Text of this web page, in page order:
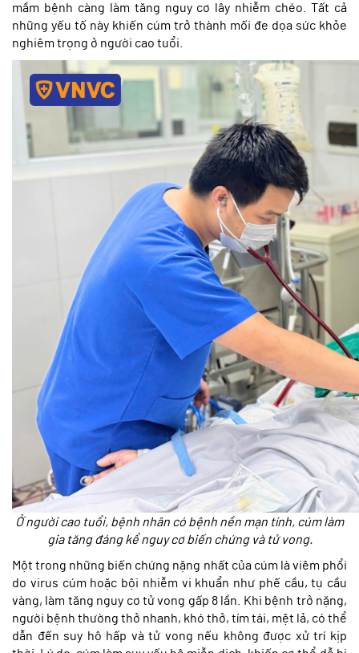
mầm bệnh càng làm tăng nguy cơ lây nhiễm chéo. Tất cả
những yếu tố này khiến cúm trở thành mối đe dọa sức khỏe
nghiêm trọng ở người cao tuổi.
Ở người cao tuổi, bệnh nhân có bệnh nền mạn tính, cúm làm
gia tăng đáng kể nguy cơ biến chứng và tử vong.
Một trong những biến chứng nặng nhất của cúm là viêm phổi
do virus cúm hoặc bội nhiễm vi khuẩn như phế cầu, tụ cầu
vàng, làm tăng nguy cơ tử vong gấp 8 lần. Khi bệnh trở nặng,
người bệnh thường thở nhanh, khó thở, tím tái, mệt lả, có thể
dẫn đến suy hô hấp và tử vong nếu không được xử trí kịp